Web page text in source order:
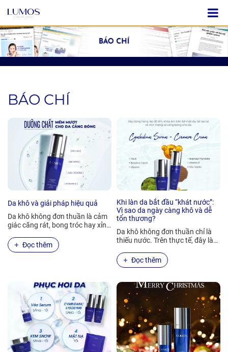
BÁO CHÍ
Da khô và giải pháp hiệu quả
Da khô không đơn thuần là cảm
giác căng rát, bong tróc hay xỉn
Đọc thêm
Khi làn da bắt đầu “khát nước”:
Vì sao da ngày càng khô và dễ
tổn thương?
Da khô không đơn thuần chỉ là
thiếu nước. Trên thực tế, đây là
Đọc thêm